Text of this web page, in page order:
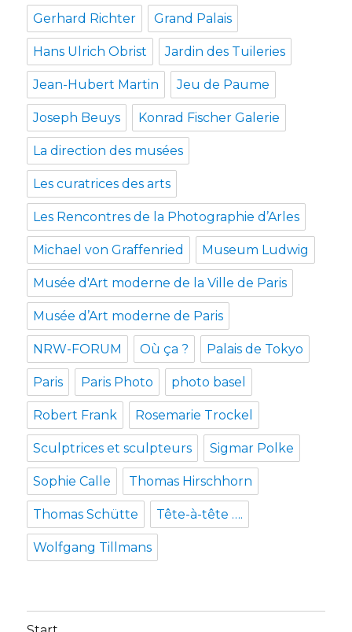
Gerhard Richter Grand Palais
Hans Ulrich Obrist Jardin des Tuileries
Jean-Hubert Martin Jeu de Paume
Joseph Beuys Konrad Fischer Galerie
La direction des musées
Les curatrices des arts
Les Rencontres de la Photographie d’Arles
Michael von Graffenried Museum Ludwig
Musée d'Art moderne de la Ville de Paris
Musée d’Art moderne de Paris
NRW-FORUM Où ça ? Palais de Tokyo
Paris Paris Photo photo basel
Robert Frank Rosemarie Trockel
Sculptrices et sculpteurs Sigmar Polke
Sophie Calle Thomas Hirschhorn
Thomas Schütte Tête-à-tête ….
Wolfgang Tillmans